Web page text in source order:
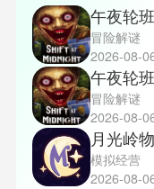
冒险解谜
2026-08-
冒险解谜
2026-08-
月光岭
模拟经营
2026-08-